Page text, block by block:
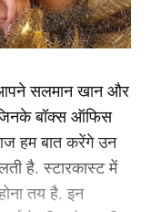
क्रश है। इस पर
बहुत पसंद करता
तू-तू मैं-मैं
सलमान खान और
बॉक्स ऑफिस
हम बात करेंगे उन
है. स्टारकास्ट में
तय है. इन